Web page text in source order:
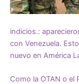
indicios.:
con Venezuela.
nuevo en América
Como la OTAN o